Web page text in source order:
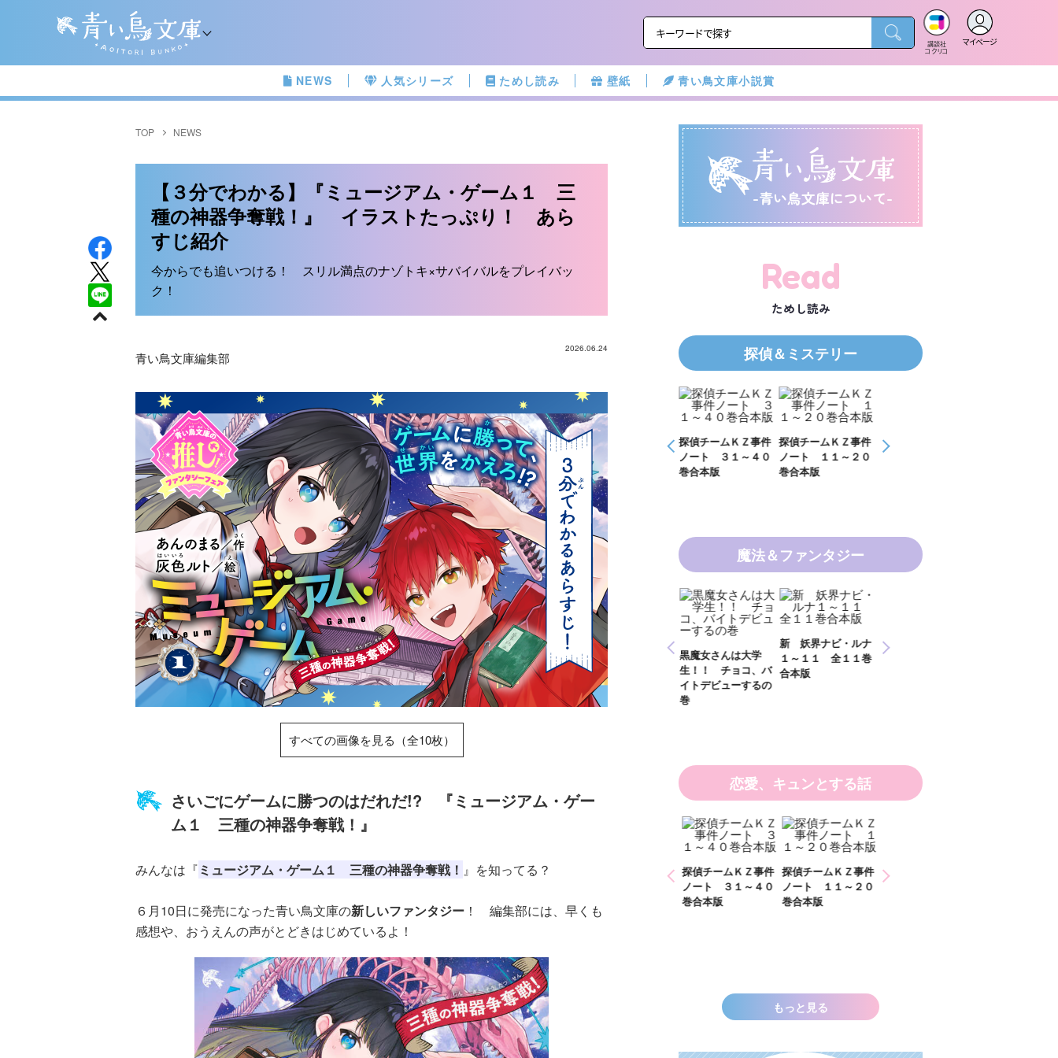
講談社
コクリコ
マイページ
NEWS 人気シリーズ ためし読み 壁紙 青い鳥文庫小説賞
TOP NEWS
【３分でわかる】『ミュージアム・ゲーム１ 三
種の神器争奪戦！』 イラストたっぷり！ あら
すじ紹介
今からでも追いつける！ スリル満点のナゾトキ×サバイバルをプレイバッ
ク！
2026.06.24
青い鳥文庫編集部
すべての画像を見る（全10枚）
さいごにゲームに勝つのはだれだ!? 『ミュージアム・ゲー
ム１ 三種の神器争奪戦！』
みんなは『ミュージアム・ゲーム１ 三種の神器争奪戦！ 』を知ってる？
６月10日に発売になった青い鳥文庫の新しいファンタジー ！ 編集部には、早くも
感想や、おうえんの声がとどきはじめているよ！
-青い鳥文庫について-
Read
ためし読み
探偵＆ミステリー
探偵チームＫＺ事件
ノート つぶやく死
霊は知っている
怪盗クイーンはサー
カスがお好き ゲー
ムブック
探偵チームＫＺ事件
ノート １～１０巻
合本版
探偵チームＫＺ事件
巻合本版
探偵チームＫＺ事件
ノート ３１～４０
巻合本版
探偵チームＫＺ事件
ノート １１～２０
巻合本版
ＫＺ’ Ｕｐｐｅｒ
Ｆｉｌｅ 数学者
魔法＆ファンタジー
黒魔女さんは白魔女
さん！？ ６年１
組 黒魔女さんが通
る！！（１８）
黒魔女さんと恋の魔
法 ６年１組 黒魔
女さんが通る！！
（１７）
青い鳥文庫版 獣の
奏者１～８ 全８巻
合本版
いきなりお姫さまに
なっちゃいまし
た！？ ～溺愛度５
黒魔女さんは大学
生！！ チョコ、バ
イトデビューするの
巻
新 妖界ナビ・ルナ
１～１１ 全１１巻
合本版
妖界ナビ・ルナ１～
恋愛、キュンとする話
ひなたとひかり
ＢＯＯＫ
探偵チームＫＺ事件
探偵チームＫＺ事件
探偵チームＫＺ事件
ノート ３１～４０
巻合本版
探偵チームＫＺ事件
ノート １１～２０
巻合本版
もっと見る